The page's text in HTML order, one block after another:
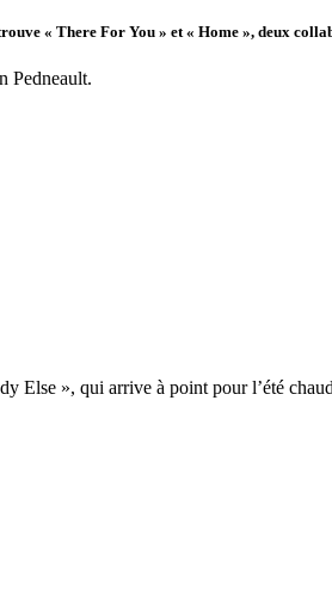
« There For You » et « Home », deux
Pedneault.
Else », qui arrive à point pour l’été